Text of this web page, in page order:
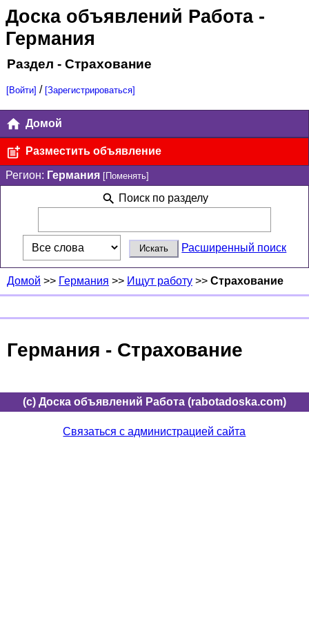
Доска объявлений Работа-
Германия
Раздел - Страхование
[Войти] / [Зарегистрироваться]
Домой
Разместить объявление
Регион: Германия [Поменять]
Поиск по разделу
Расширенный поиск
Домой >> Германия >> Ищут работу >> Страхование
Германия - Страхование
(c) Доска объявлений Работа (rabotadoska.com)
Связаться с администрацией сайта